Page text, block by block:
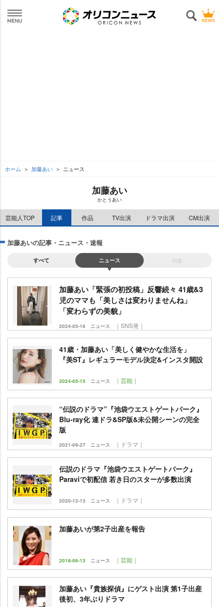
ホーム 加藤あい ニュース
加藤あい
かとうあい
芸能人TOP 記事 作品 TV出演 ドラマ出演 CM出演
加藤あいの記事・ニュース・速報
すべて ニュース 特集
加藤あい「緊張の初投稿」反響続々 41歳&3
児のママも「美しさは変わりませんね」
「変わらずの美貌」
2024-05-16 ニュース ｜SNS発｜
41歳・加藤あい「美しく健やかな生活を」
『美ST』レギュラーモデル決定&インスタ開設
2024-05-15 ニュース ｜芸能｜
“伝説のドラマ”『池袋ウエストゲートパーク』
Blu-ray化 連ドラ&SP版&未公開シーンの完全
版
2021-09-27 ニュース ｜ドラマ｜
伝説のドラマ『池袋ウエストゲートパーク』
Paraviで初配信 若き日のスターが多数出演
2020-12-13 ニュース ｜ドラマ｜
加藤あいが第2子出産を報告
2018-06-13 ニュース ｜芸能｜
加藤あい『貴族探偵』にゲスト出演 第1子出産
後初、3年ぶりドラマ